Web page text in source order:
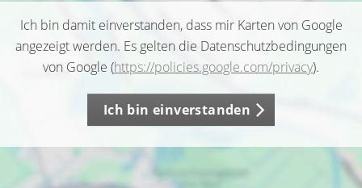
Ich bin damit einverstanden, dass mir Karten von Google
angezeigt werden. Es gelten die Datenschutzbedingungen
von Google (https://policies.google.com/privacy).
Ich bin einverstanden